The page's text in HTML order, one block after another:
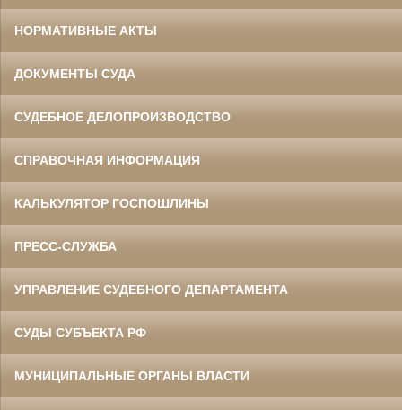
НОРМАТИВНЫЕ АКТЫ
ДОКУМЕНТЫ СУДА
СУДЕБНОЕ ДЕЛОПРОИЗВОДСТВО
СПРАВОЧНАЯ ИНФОРМАЦИЯ
КАЛЬКУЛЯТОР ГОСПОШЛИНЫ
ПРЕСС-СЛУЖБА
УПРАВЛЕНИЕ СУДЕБНОГО ДЕПАРТАМЕНТА
СУДЫ СУБЪЕКТА РФ
МУНИЦИПАЛЬНЫЕ ОРГАНЫ ВЛАСТИ